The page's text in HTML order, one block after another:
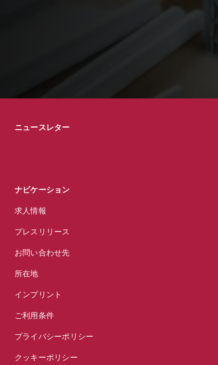
ニュースレター
ナビケーション
求人情報
プレスリリース
お問い合わせ先
所在地
インプリント
ご利用条件
プライバシーポリシー
クッキーポリシー